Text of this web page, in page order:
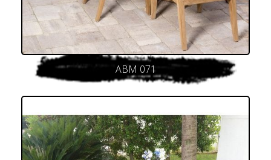
ABM 071